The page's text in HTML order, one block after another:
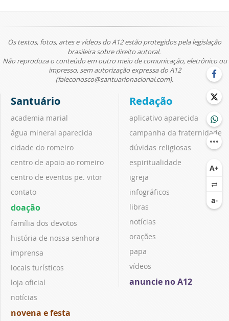
Os textos, fotos, artes e vídeos do A12 estão protegidos pela legislação
brasileira sobre direito autoral.
Não reproduza o conteúdo em outro meio de comunicação, eletrônico ou
impresso, sem autorização expressa do A12
(faleconosco@santuarionacional.com).
Santuário
academia marial
água mineral aparecida
cidade do romeiro
centro de apoio ao romeiro
centro de eventos pe. vitor
contato
doação
família dos devotos
história de nossa senhora
imprensa
locais turísticos
loja oficial
notícias
novena e festa
Redação
aplicativo aparecida
campanha da fraternidade
dúvidas religiosas
espiritualidade
igreja
infográficos
libras
notícias
orações
papa
vídeos
anuncie no A12